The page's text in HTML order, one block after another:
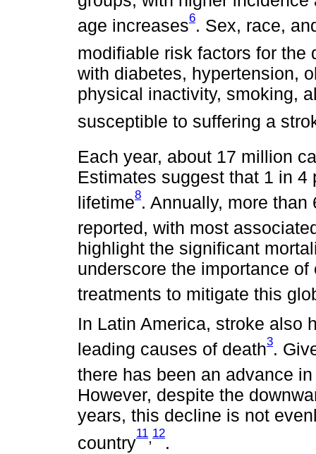
age increases6. Sex, race,
modifiable risk factors for the
with diabetes, hypertension,
physical inactivity, smoking,
susceptible to suffering a
Each year, about 17 million
Estimates suggest that 1 in
lifetime8. Annually, more
reported, with most
highlight the significant
underscore the importance
treatments to mitigate this
In Latin America, stroke also
leading causes of death3.
there has been an advance
However, despite the
years, this decline is not
country
11,12
.